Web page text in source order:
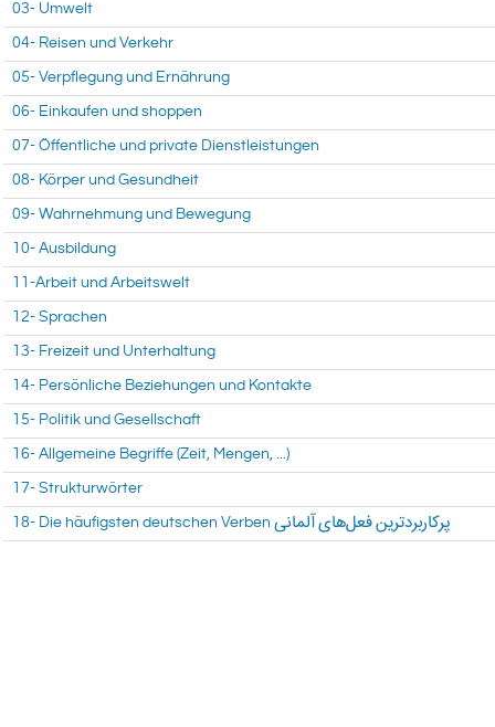
03- Umwelt
04- Reisen und Verkehr
05- Verpflegung und Ernährung
06- Einkaufen und shoppen
07- Öffentliche und private Dienstleistungen
08- Körper und Gesundheit
09- Wahrnehmung und Bewegung
10- Ausbildung
11-Arbeit und Arbeitswelt
12- Sprachen
13- Freizeit und Unterhaltung
14- Persönliche Beziehungen und Kontakte
15- Politik und Gesellschaft
16- Allgemeine Begriffe (Zeit, Mengen, ...)
17- Strukturwörter